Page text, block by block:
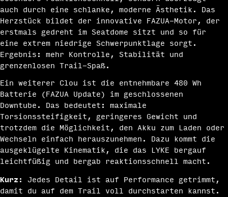
auch durch eine schlanke, moderne Ästhetik. Das
Herzstück bildet der innovative FAZUA-Motor, der
erstmals gedreht im Seatdome sitzt und so für
eine extrem niedrige Schwerpunktlage sorgt.
Ergebnis: mehr Kontrolle, Stabilität und
grenzenlosen Trail-Spaß.
Ein weiterer Clou ist die entnehmbare 480 Wh
Batterie (FAZUA Update) im geschlossenen
Downtube. Das bedeutet: maximale
Torsionssteifigkeit, geringeres Gewicht und
trotzdem die Möglichkeit, den Akku zum Laden oder
Wechseln einfach herauszunehmen. Dazu kommt die
ausgeklügelte Kinematik, die das LYKE bergauf
leichtfüßig und bergab reaktionsschnell macht.
Kurz : Jedes Detail ist auf Performance getrimmt,
damit du auf dem Trail voll durchstarten kannst.